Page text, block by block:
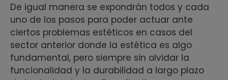
De igual manera se expondrán todos y cada
uno de los pasos para poder actuar ante
ciertos problemas estéticos en casos del
sector anterior donde la estética es algo
fundamental, pero siempre sin olvidar la
funcionalidad y la durabilidad a largo plazo